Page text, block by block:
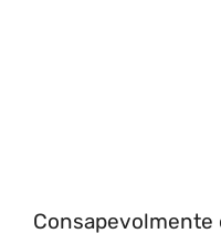
Consapevolmente